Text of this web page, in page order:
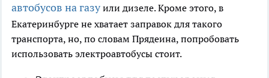
автобусов на газуили дизеле. Кроме этого, в
Екатеринбурге не хватает заправок для такого
транспорта, но, по словам Прядеина, попробовать
использовать электроавтобусы стоит.